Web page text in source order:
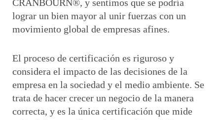
CRANBOURN®, y sentimos que se podría
lograr un bien mayor al unir fuerzas con un
movimiento global de empresas afines.
El proceso de certificación es riguroso y
considera el impacto de las decisiones de la
empresa en la sociedad y el medio ambiente. Se
trata de hacer crecer un negocio de la manera
correcta, y es la única certificación que mide